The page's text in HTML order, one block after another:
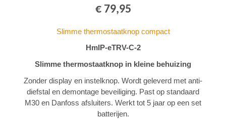
€ 79,95
Slimme thermostaatknop compact
HmIP-eTRV-C-2
Slimme thermostaatknop in kleine behuizing
Zonder display en instelknop. Wordt geleverd met anti-
diefstal en demontage beveiliging. Past op standaard
M30 en Danfoss afsluiters. Werkt tot 5 jaar op een set
batterijen.